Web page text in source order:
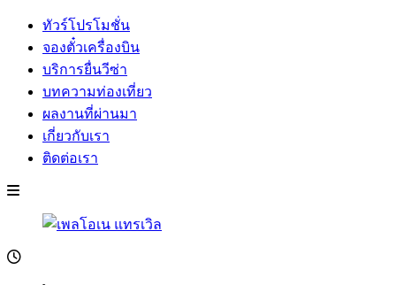
ทัวร์โปรโมชั่น
จองตั๋วเครื่องบิน
บริการยื่นวีซ่า
บทความท่องเที่ยว
ผลงานที่ผ่านมา
เกี่ยวกับเรา
ติดต่อเรา